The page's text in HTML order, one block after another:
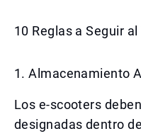
10 Reglas a Seguir
1. Almacenamiento
Los e-scooters
designadas dentro